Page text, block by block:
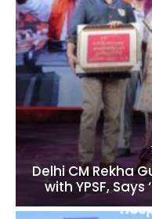
Delhi CM Rekha
with YPSF,